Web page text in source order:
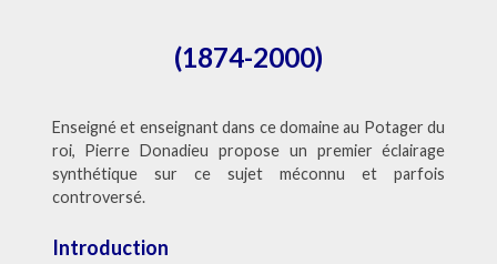
(1874-2000)
Enseigné et enseignant dans ce domaine au Potager du
roi, Pierre Donadieu propose un premier éclairage
synthétique sur ce sujet méconnu et parfois
controversé.
Introduction